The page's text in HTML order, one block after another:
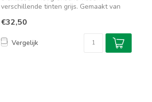
verschillende tinten grijs. Gemaakt van
€32,50
Vergelijk